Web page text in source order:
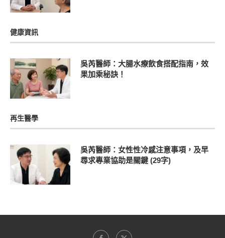
健康資訊
吳芮醫師：大腸水療飲食搭配指南，效
果加乘秘訣！
再生醫學
吳芮醫師：女性性冷感注意事項，及早
尋求專業協助是關鍵 (29字)